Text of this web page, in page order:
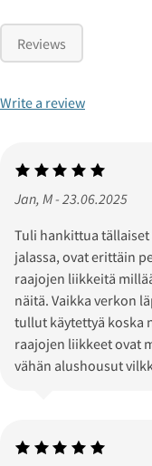
Reviews
Write a review
Jan, M - 23.06.2025
Tuli hankittua tällaiset
jalassa, ovat erittäin
raajojen liikkeitä
näitä. Vaikka verkon
tullut käytettyä koska
raajojen liikkeet ovat
vähän alushousut